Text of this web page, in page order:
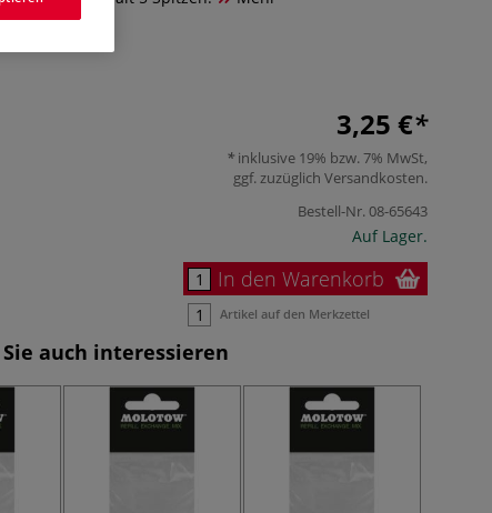
3,25 €
inklusive 19% bzw. 7% MwSt,
ggf. zuzüglich Versandkosten.
Bestell-Nr.08-65643
Auf Lager.
In den Warenkorb
Artikel auf den Merkzettel
auch interessieren